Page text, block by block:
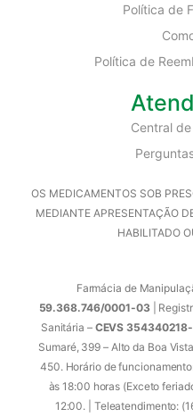
Política de
Política de
Central
OS MEDICAMENTOS SOB
MEDIANTE APRESENTAÇÃO
HABILITADO
Farmácia de
59.368.746/0001-03|
Sanitária –CEVS
Sumaré, 399 – Alto da Boa
450. Horário de
às 18:00 horas (Exceto
12:00. | Teleatendimento: